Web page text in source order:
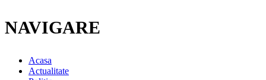
NAVIGARE
Acasa
Actualitate